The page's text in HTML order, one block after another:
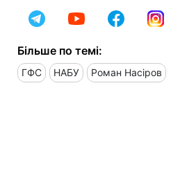
Більше по темі:
ГФС НАБУ Роман Насіров